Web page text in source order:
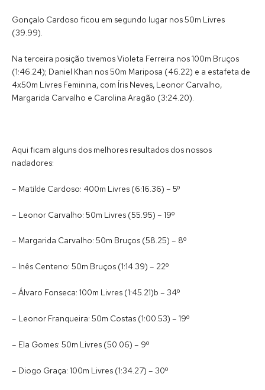
Gonçalo Cardoso ficou em segundo lugar nos 50m Livres
(39.99).
Na terceira posição tivemos Violeta Ferreira nos 100m Bruços
(1:46.24); Daniel Khan nos 50m Mariposa (46.22) e a estafeta de
4x50m Livres Feminina, com Íris Neves, Leonor Carvalho,
Margarida Carvalho e Carolina Aragão (3:24.20).
Aqui ficam alguns dos melhores resultados dos nossos
nadadores:
– Matilde Cardoso: 400m Livres (6:16.36) – 5º
– Leonor Carvalho: 50m Livres (55.95) – 19º
– Margarida Carvalho: 50m Bruços (58.25) – 8º
– Inês Centeno: 50m Bruços (1:14.39) – 22º
– Álvaro Fonseca: 100m Livres (1:45.21)b – 34º
– Leonor Franqueira: 50m Costas (1:00.53) – 19º
– Ela Gomes: 50m Livres (50.06) – 9º
– Diogo Graça: 100m Livres (1:34.27) – 30º